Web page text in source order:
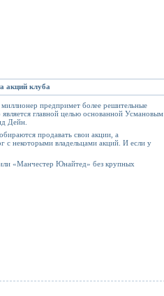
акций клуба
предпримет более решительные
главной целью основанной Усмановым
Дейн.
продавать свои акции, а
с некоторыми владельцами акций. И если у
«Манчестер Юнайтед» без крупных